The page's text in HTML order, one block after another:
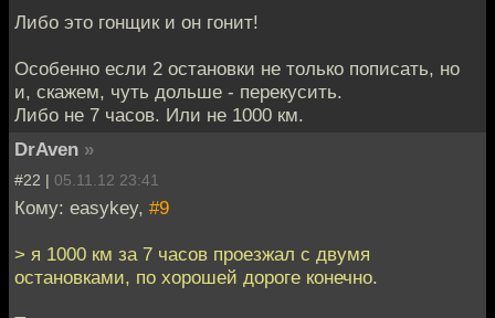
Либо это гонщик и он гонит!
Особенно если 2 остановки не только пописать, но
и, скажем, чуть дольше - перекусить.
Либо не 7 часов. Или не 1000 км.
DrAven »
#22 | 05.11.12 23:41
Кому: easykey, #9
> я 1000 км за 7 часов проезжал с двумя
остановками, по хорошей дороге конечно.